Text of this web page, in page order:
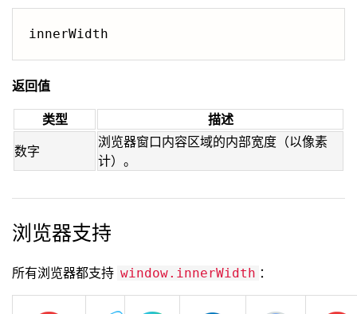
innerWidth
返回值
类型
描述
数字
浏览器窗口内容区域的内部宽度（以像素
计）。
浏览器支持
所有浏览器都支持 window.innerWidth ：